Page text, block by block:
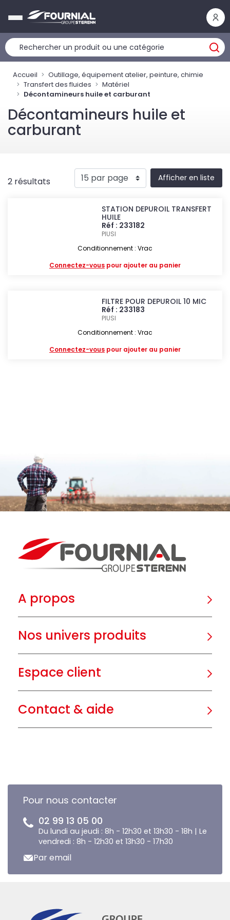
Accueil
Outillage, équipement atelier, peinture, chimie
Transfert des fluides
Matériel
Décontamineurs huile et carburant
Décontamineurs huile et
carburant
2 résultats Afficher en liste
STATION DEPUROIL TRANSFERT
HUILE
Réf : 233182
PIUSI
Conditionnement : Vrac
Connectez-vous pour ajouter au panier
FILTRE POUR DEPUROIL 10 MIC
Réf : 233183
PIUSI
Conditionnement : Vrac
Connectez-vous pour ajouter au panier
A propos
Nos univers produits
Espace client
Contact & aide
Pour nous contacter
02 99 13 05 00
Du lundi au jeudi : 8h - 12h30 et 13h30 - 18h | Le
vendredi : 8h - 12h30 et 13h30 - 17h30
Par email